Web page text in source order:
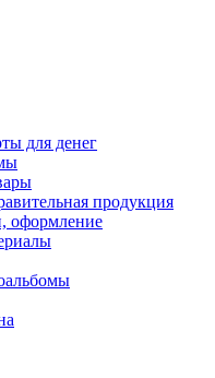
для денег
продукция
оформление